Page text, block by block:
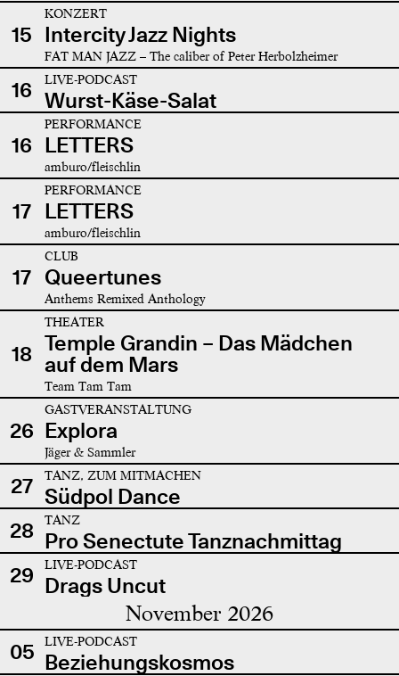
15
KONZERT
Intercity Jazz Nights
FAT MAN JAZZ – The caliber of Peter Herbolzheimer
16 LIVE-PODCAST
Wurst-Käse-Salat
16
PERFORMANCE
LETTERS
amburo/fleischlin
17
PERFORMANCE
LETTERS
amburo/fleischlin
17
CLUB
Queertunes
Anthems Remixed Anthology
18
THEATER
Temple Grandin – Das Mädchen
auf dem Mars
Team Tam Tam
26
GASTVERANSTALTUNG
Explora
Jäger & Sammler
27 TANZ, ZUM MITMACHEN
Südpol Dance
28
TANZ
Pro Senectute Tanznachmittag
29
LIVE-PODCAST
Drags Uncut
November 2026
05 LIVE-PODCAST
Beziehungskosmos